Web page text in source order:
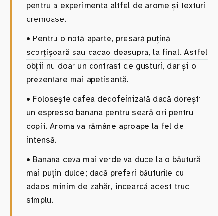
pentru a experimenta altfel de arome și texturi
cremoase.
• Pentru o notă aparte, presară puțină
scorțișoară sau cacao deasupra, la final. Astfel
obții nu doar un contrast de gusturi, dar și o
prezentare mai apetisantă.
• Folosește cafea decofeinizată dacă dorești
un espresso banana pentru seară ori pentru
copii. Aroma va rămâne aproape la fel de
intensă.
• Banana ceva mai verde va duce la o băutură
mai puțin dulce; dacă preferi băuturile cu
adaos minim de zahăr, încearcă acest truc
simplu.